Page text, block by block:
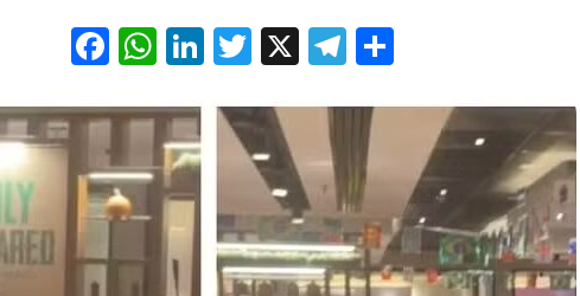
Facebook
WhatsApp
LinkedIn
Twitter
X Telegram